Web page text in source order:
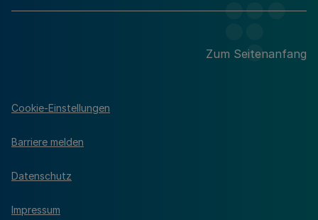
Zum Seitenanfang
Cookie-Einstellungen
Barriere melden
Datenschutz
Impressum